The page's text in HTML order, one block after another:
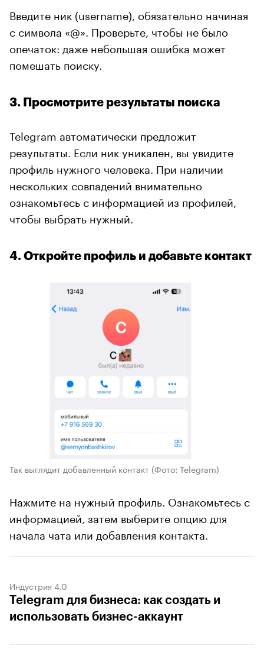
Введите ник (username), обязательно начиная
с символа «@». Проверьте, чтобы не было
опечаток: даже небольшая ошибка может
помешать поиску.
3. Просмотрите результаты поиска
Telegram автоматически предложит
результаты. Если ник уникален, вы увидите
профиль нужного человека. При наличии
нескольких совпадений внимательно
ознакомьтесь с информацией из профилей,
чтобы выбрать нужный.
4. Откройте профиль и добавьте контакт
Так выглядит добавленный контакт (Фото: Telegram)
Нажмите на нужный профиль. Ознакомьтесь с
информацией, затем выберите опцию для
начала чата или добавления контакта.
Индустрия 4.0
Telegram для бизнеса: как создать и
использовать бизнес-аккаунт